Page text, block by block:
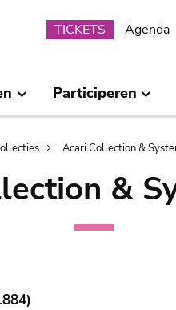
Submenu
TICKETS Agenda
Participeren
Acari Collection &
&